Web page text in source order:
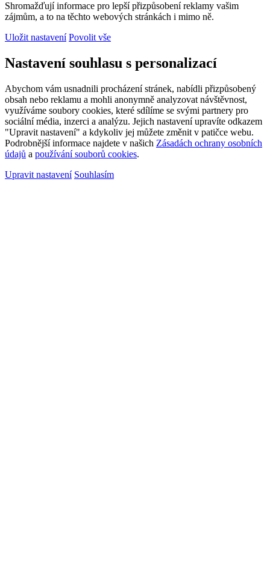
Shromažďují informace pro lepší přizpůsobení reklamy vašim
zájmům, a to na těchto webových stránkách i mimo ně.
Uložit nastavení Povolit vše
Nastavení souhlasu s personalizací
Abychom vám usnadnili procházení stránek, nabídli přizpůsobený
obsah nebo reklamu a mohli anonymně analyzovat návštěvnost,
využíváme soubory cookies, které sdílíme se svými partnery pro
sociální média, inzerci a analýzu. Jejich nastavení upravíte odkazem
"Upravit nastavení" a kdykoliv jej můžete změnit v patičce webu.
Podrobnější informace najdete v našich Zásadách ochrany osobních
údajů a používání souborů cookies.
Upravit nastavení Souhlasím